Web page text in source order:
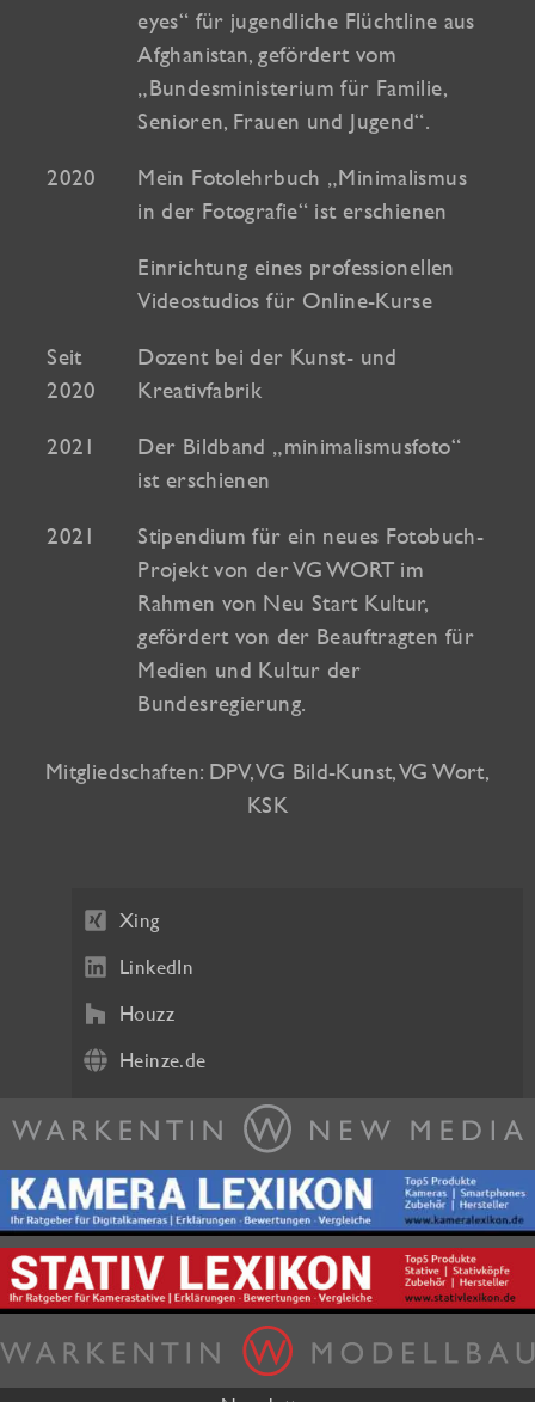
eyes“ für jugendliche Flüchtline aus
Afghanistan, gefördert vom
„Bundesministerium für Familie,
Senioren, Frauen und Jugend“.
2020
Mein Fotolehrbuch „Minimalismus
in der Fotografie“ ist erschienen
Einrichtung eines professionellen
Videostudios für Online-Kurse
Seit
2020
Dozent bei der Kunst- und
Kreativfabrik
2021
Der Bildband „minimalismusfoto“
ist erschienen
2021
Stipendium für ein neues Fotobuch-
Projekt von der VG WORT im
Rahmen von Neu Start Kultur,
gefördert von der Beauftragten für
Medien und Kultur der
Bundesregierung.
Mitgliedschaften: DPV, VG Bild-Kunst, VG Wort,
KSK
Xing
LinkedIn
Houzz
Heinze.de